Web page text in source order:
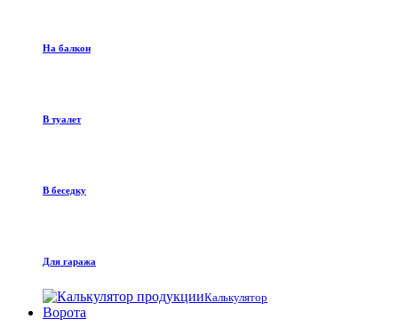
На балкон
В туалет
В беседку
Для гаража
Калькулятор
Ворота